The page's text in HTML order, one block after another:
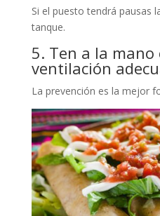
Si el puesto tendrá pausas
tanque.
5. Ten a la
ventilación
La prevención es la mejor